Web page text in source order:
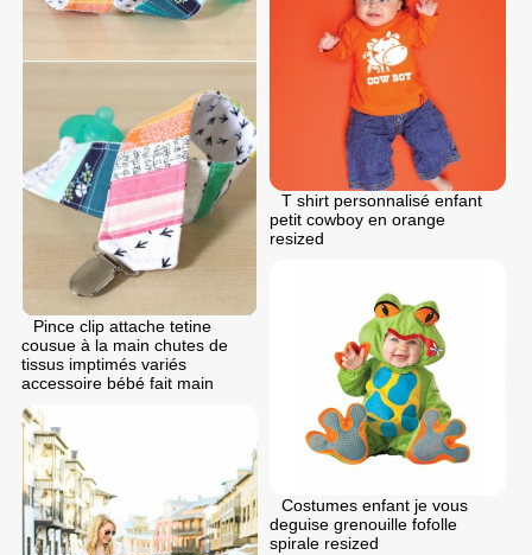
Pince clip attache tetine
cousue à la main chutes de
tissus imptimés variés
accessoire bébé fait main
T shirt personnalisé enfant
petit cowboy en orange
resized
Costumes enfant je vous
deguise grenouille fofolle
spirale resized